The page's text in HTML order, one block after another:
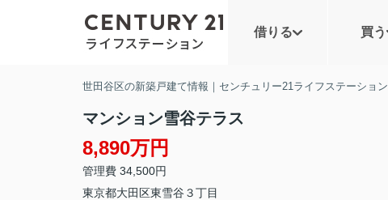
借りる 買う
世田谷区の新築戸建て情報｜センチュリー21ライフステーション
マンション雪谷テラス
8,890万円
管理費 34,500円
東京都大田区東雪谷 ３丁目